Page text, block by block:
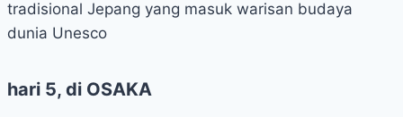
tradisional Jepang yang masuk warisan budaya
dunia Unesco
hari 5, di OSAKA